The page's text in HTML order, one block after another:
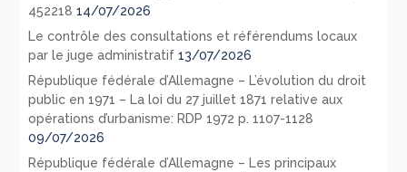
452218 14/07/2026
Le contrôle des consultations et référendums locaux
par le juge administratif 13/07/2026
République fédérale d’Allemagne – L’évolution du droit
public en 1971 – La loi du 27 juillet 1871 relative aux
opérations d’urbanisme: RDP 1972 p. 1107-1128
09/07/2026
République fédérale d’Allemagne – Les principaux